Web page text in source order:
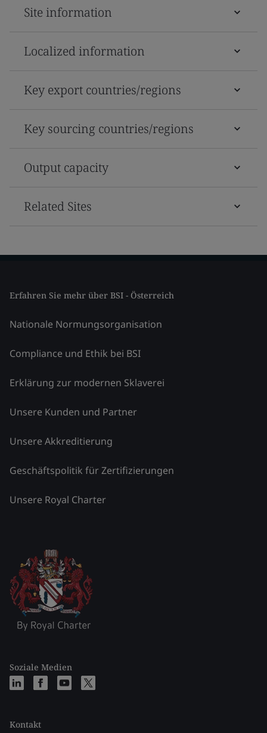
Site information
Localized information
Key export countries/regions
Key sourcing countries/regions
Output capacity
Related Sites
Erfahren Sie mehr über BSI - Österreich
Nationale Normungsorganisation
Compliance und Ethik bei BSI
Erklärung zur modernen Sklaverei
Unsere Kunden und Partner
Unsere Akkreditierung
Geschäftspolitik für Zertifizierungen
Unsere Royal Charter
Soziale Medien
Kontakt